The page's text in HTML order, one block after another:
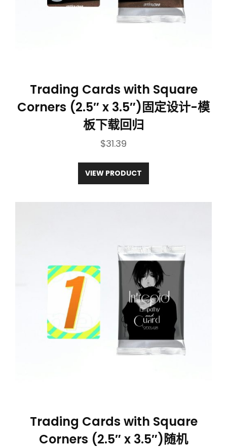
Trading Cards with Square
Corners (2.5″ x 3.5″)固定设计-模
板下载回归
$31.39
VIEW PRODUCT
Trading Cards with Square
Corners (2.5″ x 3.5″)随机